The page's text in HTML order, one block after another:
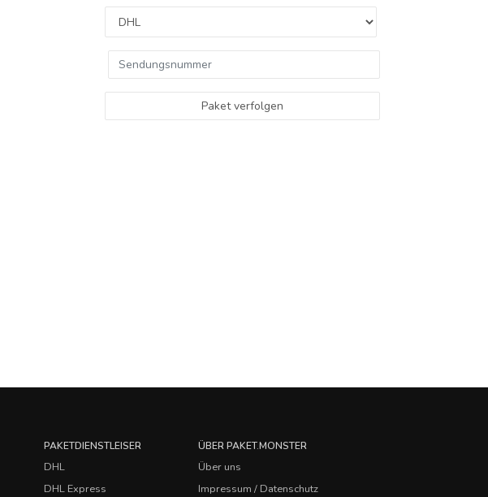
Paket verfolgen
PAKETDIENSTLEISER
DHL
DHL Express
ÜBER PAKET.MONSTER
Über uns
Impressum / Datenschutz